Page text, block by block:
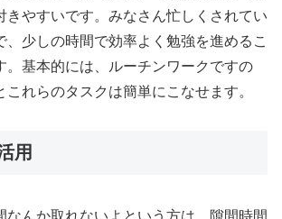
きやすいです。みなさん忙しくされてい
、少しの時間で効率よく勉強を進めるこ
。基本的には、ルーチンワークですの
これらのタスクは簡単にこなせます。
用